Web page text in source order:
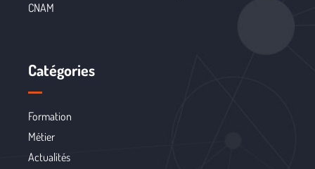
CNAM
Catégories
Formation
Métier
Actualités